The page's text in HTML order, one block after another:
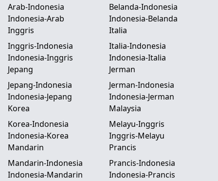
Arab-Indonesia
Indonesia-Arab
Belanda-Indonesia
Indonesia-Belanda
Inggris
Inggris-Indonesia
Indonesia-Inggris
Italia
Italia-Indonesia
Indonesia-Italia
Jepang
Jepang-Indonesia
Indonesia-Jepang
Jerman
Jerman-Indonesia
Indonesia-Jerman
Korea
Korea-Indonesia
Indonesia-Korea
Malaysia
Melayu-Inggris
Inggris-Melayu
Mandarin
Mandarin-Indonesia
Indonesia-Mandarin
Prancis
Prancis-Indonesia
Indonesia-Prancis